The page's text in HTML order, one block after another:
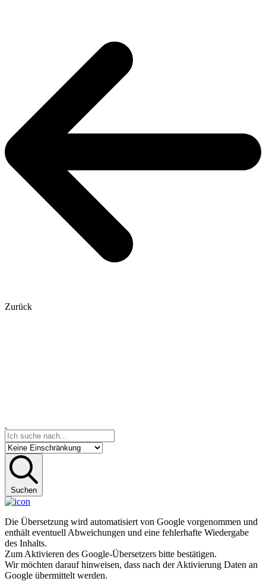
Zurück
Suchen
Die Übersetzung wird automatisiert von Google vorgenommen und
enthält eventuell Abweichungen und eine fehlerhafte Wiedergabe
des Inhalts.
Zum Aktivieren des Google-Übersetzers bitte bestätigen.
Wir möchten darauf hinweisen, dass nach der Aktivierung Daten an
Google übermittelt werden.